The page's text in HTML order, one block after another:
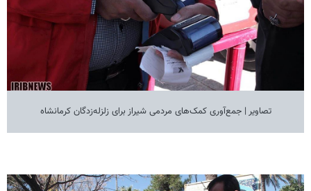
تصاویر | جمع‌آوری کمک‌های مردمی شیراز برای زلزله‌زدگان کرمانشاه